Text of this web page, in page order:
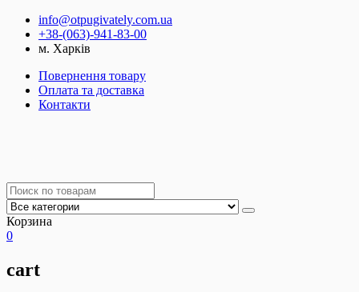
info@otpugivately.com.ua
+38-(063)-941-83-00
м. Харків
Повернення товару
Оплата та доставка
Контакти
Корзина
0
cart